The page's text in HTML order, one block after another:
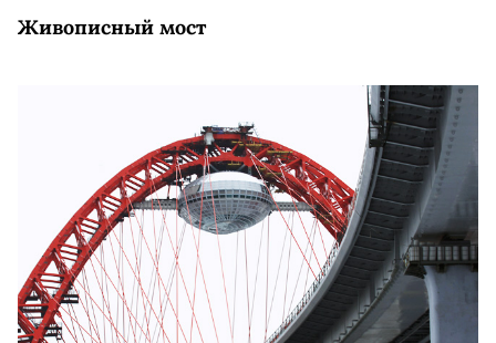
Живописный мост